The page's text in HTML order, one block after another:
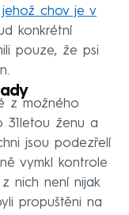
jehož chov je v
konkrétní
pouze, že psi
z možného
31letou ženu a
jsou podezřelí
vymkl kontrole
nich není nijak
propuštěni na